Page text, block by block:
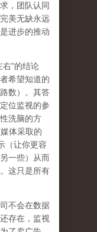
，团队认同
美无缺永远
进步的推动
”的结论
希望知道的
数）。其答
位监视的参
洗脑的方
体采取的
（让你更容
一些）从而
这只是所有
不会在数据
存在，监视